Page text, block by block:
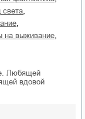
света
на выживание
Любящей
вдовой